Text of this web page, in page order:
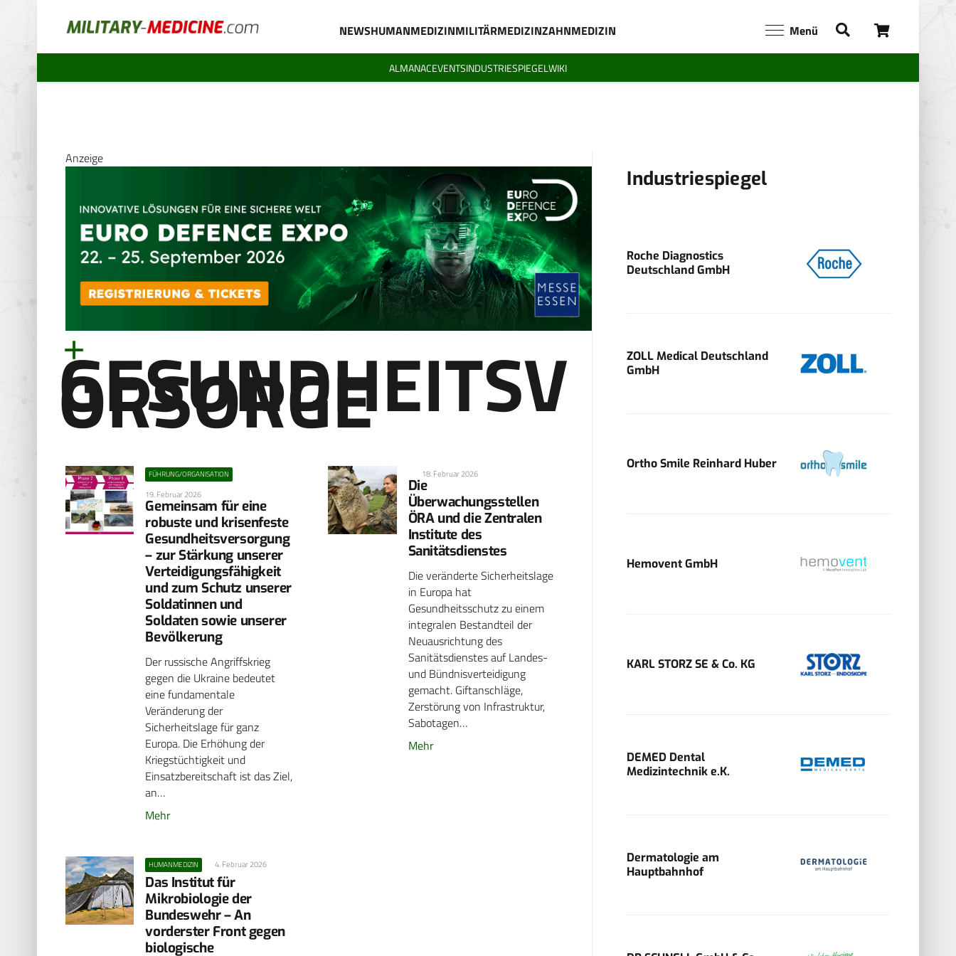
NEWSHUMANMEDIZINMILITÄRMEDIZINZAHNMEDIZIN Menü
ALMANACEVENTSINDUSTRIESPIEGELWIKI
Anzeige
GESUNDHEITSV
ORSORGE
FÜHRUNG/ORGANISATION
19. Februar 2026
Gemeinsam für eine
robuste und krisenfeste
Gesundheitsversorgung
– zur Stärkung unserer
Verteidigungsfähigkeit
und zum Schutz unserer
Soldatinnen und
Soldaten sowie unserer
Bevölkerung
Der russische Angriffskrieg
gegen die Ukraine bedeutet
eine fundamentale
Veränderung der
Sicherheitslage für ganz
Europa. Die Erhöhung der
Kriegstüchtigkeit und
Einsatzbereitschaft ist das Ziel,
an…
Mehr
18. Februar 2026
Die
Überwachungsstellen
ÖRA und die Zentralen
Institute des
Sanitätsdienstes
Die veränderte Sicherheitslage
in Europa hat
Gesundheitsschutz zu einem
integralen Bestandteil der
Neuausrichtung des
Sanitätsdienstes auf Landes-
und Bündnisverteidigung
gemacht. Giftanschläge,
Zerstörung von Infrastruktur,
Sabotagen…
Mehr
HUMANMEDIZIN 4. Februar 2026
Das Institut für
Mikrobiologie der
Bundeswehr – An
vorderster Front gegen
biologische
Industriespiegel
Roche Diagnostics
Deutschland GmbH
ZOLL Medical Deutschland
GmbH
Ortho Smile Reinhard Huber
Hemovent GmbH
KARL STORZ SE & Co. KG
DEMED Dental
Medizintechnik e.K.
Dermatologie am
Hauptbahnhof